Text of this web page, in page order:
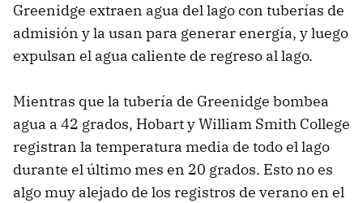
Greenidge extraen agua del lago con tuberías de
admisión y la usan para generar energía, y luego
expulsan el agua caliente de regreso al lago.
Mientras que la tubería de Greenidge bombea
agua a 42 grados, Hobart y William Smith College
registran la temperatura media de todo el lago
durante el último mes en 20 grados. Esto no es
algo muy alejado de los registros de verano en el